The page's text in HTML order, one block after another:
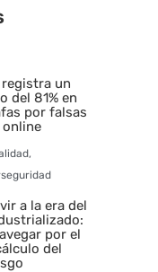
registra un
del 81% en
por falsas
,
a la era del
por el
del